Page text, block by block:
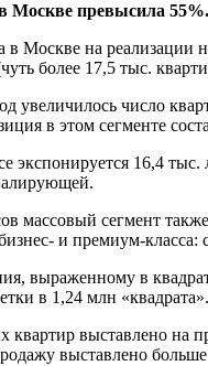
Москве превысила
Москве на реализации
более 17,5 тыс.
увеличилось число
в этом сегменте
16,4
массовый сегмент
и премиум-класса:
выраженному в
в 1,24 млн «квадрата».
квартир выставлено
выставлено